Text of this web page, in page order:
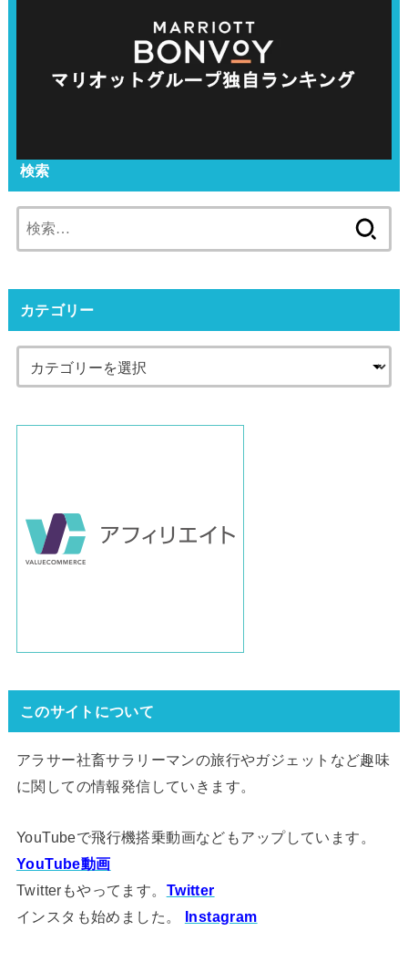
検索
索:
カテゴリー
このサイトについて
アラサー社畜サラリーマンの旅行やガジェットなど趣味
に関しての情報発信していきます。
YouTubeで飛行機搭乗動画などもアップしています。
YouTube動画
Twitterもやってます。 Twitter
インスタも始めました。 Instagram